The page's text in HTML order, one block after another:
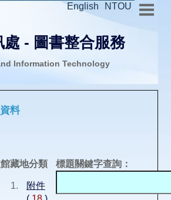
NTOU
English
處 - 圖書整合服務
Information Technology
推廣活動
圖書互借
料
藏地分類
附件
標題關鍵字查詢：